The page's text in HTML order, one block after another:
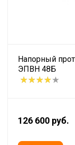
Напорный
ЭПВН 48Б
126 600 руб.